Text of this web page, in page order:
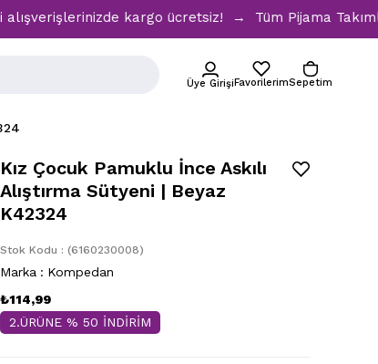
kargo ücretsiz! → Tüm Pijama
Üye GirişiFavorilerimSepetim
Kız Çocuk Pamuklu İnce Askılı
Alıştırma Sütyeni | Beyaz
K42324
Stok Kodu (6160230008)
Marka : Kompedan
₺114,99
2.ÜRÜNE % 50 İNDİRİM